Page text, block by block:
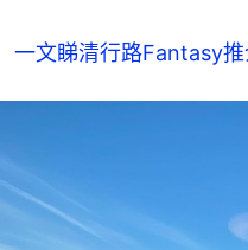
一文睇清行路Fantasy